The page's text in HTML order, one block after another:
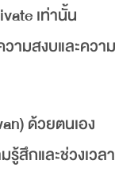
เท่านั้น
มสงบและควา
ด้วยตนเอง
รู้สึกและช่วงเว